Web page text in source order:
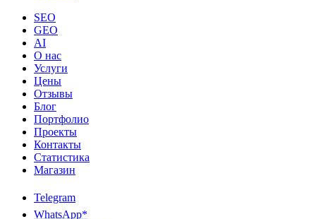
SEO
GEO
AI
О нас
Услуги
Цены
Отзывы
Блог
Портфолио
Проекты
Контакты
Статистика
Магазин
Telegram
WhatsApp*